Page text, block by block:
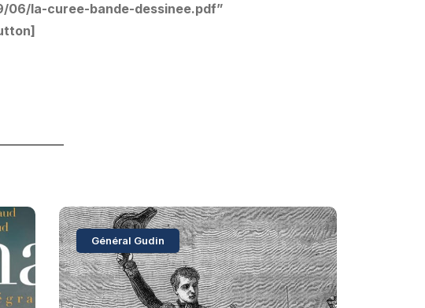
la-curee-bande-dessinee.pdf”
Général Gudin